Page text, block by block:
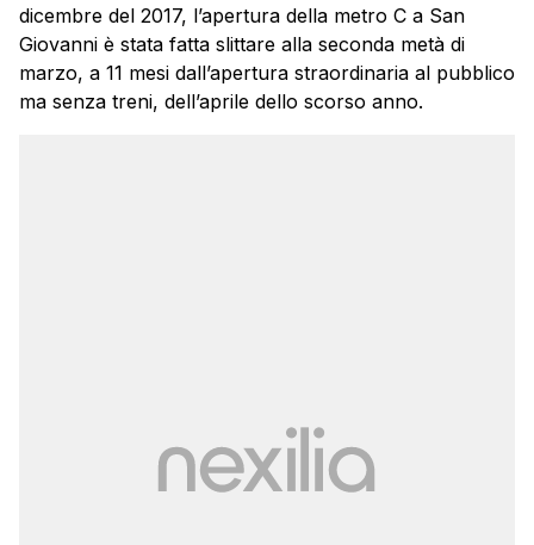
dicembre del 2017, l’apertura della metro C a San
Giovanni è stata fatta slittare alla seconda metà di
marzo, a 11 mesi dall’apertura straordinaria al pubblico
ma senza treni, dell’aprile dello scorso anno.